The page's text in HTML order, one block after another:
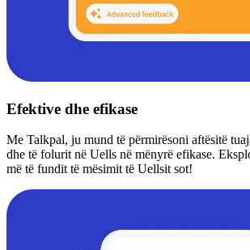
Efektive dhe efikase
Me Talkpal, ju mund të përmirësoni aftësitë
dhe të folurit në Uells në mënyrë efikase.
më të fundit të mësimit të Uellsit sot!